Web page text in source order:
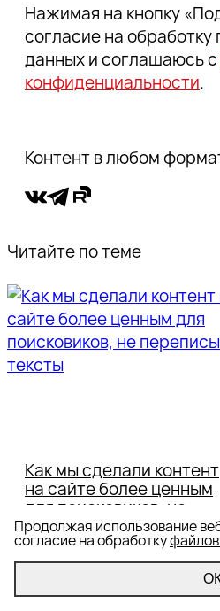
Продолжая использование
согласие на обработку
Нажимая на кнопку
согласие на
данных и соглашаюсь с
конфиденциальности.
Контент в любом
Читайте по теме
Как мы сделали контент
на сайте более ценным
для поисковиков, не
переписывая тексты
Помогли сети
гипермаркетов
DIY улучшить